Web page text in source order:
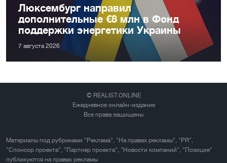
Люксембург направил
дополнительные €8 млн в Фонд
поддержки энергетики Украины
7 августа 2026
© REALIST.ONLINE
Ежедневное онлайн-издание
Все права защищены
Материалы под рубриками "Реклама", "На правах рекламы", "PR",
"Спонсор проекта", "Партнер проекта", "Новости компаний", "Позиция"
публикуются на правах рекламы